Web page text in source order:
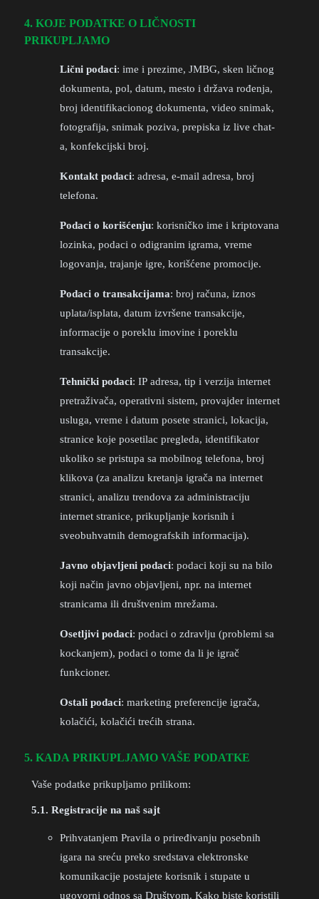
4. KOJE PODATKE O LIČNOSTI
PRIKUPLJAMO
Lični podaci: ime i prezime, JMBG, sken ličnog
dokumenta, pol, datum, mesto i država rođenja,
broj identifikacionog dokumenta, video snimak,
fotografija, snimak poziva, prepiska iz live chat-
a, konfekcijski broj.
Kontakt podaci: adresa, e-mail adresa, broj
telefona.
Podaci o korišćenju: korisničko ime i kriptovana
lozinka, podaci o odigranim igrama, vreme
logovanja, trajanje igre, korišćene promocije.
Podaci o transakcijama: broj računa, iznos
uplata/isplata, datum izvršene transakcije,
informacije o poreklu imovine i poreklu
transakcije.
Tehnički podaci: IP adresa, tip i verzija internet
pretraživača, operativni sistem, provajder internet
usluga, vreme i datum posete stranici, lokacija,
stranice koje posetilac pregleda, identifikator
ukoliko se pristupa sa mobilnog telefona, broj
klikova (za analizu kretanja igrača na internet
stranici, analizu trendova za administraciju
internet stranice, prikupljanje korisnih i
sveobuhvatnih demografskih informacija).
Javno objavljeni podaci: podaci koji su na bilo
koji način javno objavljeni, npr. na internet
stranicama ili društvenim mrežama.
Osetljivi podaci: podaci o zdravlju (problemi sa
kockanjem), podaci o tome da li je igrač
funkcioner.
Ostali podaci: marketing preferencije igrača,
kolačići, kolačići trećih strana.
5. KADA PRIKUPLJAMO VAŠE PODATKE
Vaše podatke prikupljamo prilikom:
5.1. Registracije na naš sajt
Prihvatanjem Pravila o priređivanju posebnih
igara na sreću preko sredstava elektronske
komunikacije postajete korisnik i stupate u
ugovorni odnos sa Društvom. Kako biste koristili